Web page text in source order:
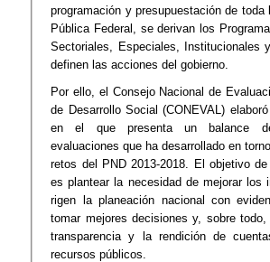
programación y presupuestación de toda
Pública Federal, se derivan los
Sectoriales, Especiales, Institucionales
definen las acciones del gobierno.
Por ello, el Consejo Nacional de
de Desarrollo Social (CONEVAL)
en el que presenta un balance
evaluaciones que ha desarrollado en
retos del PND 2013-2018. El objetivo
es plantear la necesidad de mejorar los
rigen la planeación nacional con
tomar mejores decisiones y, sobre
transparencia y la rendición de
recursos públicos.